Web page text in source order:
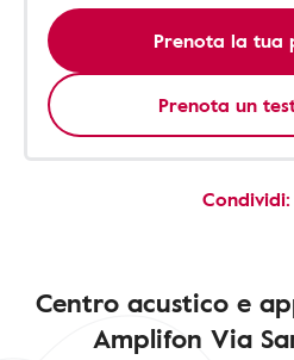
Prenota la tua
Prenota un
Condividi:
Centro acustico e
Amplifon Via